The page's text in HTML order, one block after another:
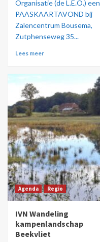
Organisatie (de L.E.O.) een
PAASKAARTAVOND bij
Zalencentrum Bousema,
Zutphenseweg 35...
Lees meer
Agenda Regio
IVN Wandeling
kampenlandschap
Beekvliet